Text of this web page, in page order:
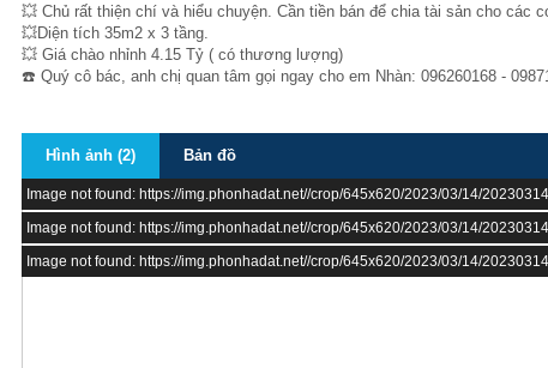
💥 Chủ rất thiện chí và hiểu chuyện. Cần tiền bán để chia tài sản cho các
💥Diện tích 35m2 x 3 tầng.
💥 Giá chào nhỉnh 4.15 Tỷ ( có thương lượng)
☎️ Quý cô bác, anh chị quan tâm gọi ngay cho em Nhàn: 096260168 -
Hình ảnh (2) Bản đồ
Image not found: https://img.phonhadat.net//crop/645x620/2023/03/14/
Image not found: https://img.phonhadat.net//crop/645x620/2023/03/14/
Image not found: https://img.phonhadat.net//crop/645x620/2023/03/14/